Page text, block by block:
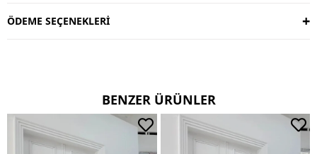
Değişim süresi 3 iş günüdür.
Ters çevirerek yıkayınız.
Çift renkli ürünlerde yıkama mendili kullanınız.
Deri ve süet ürünleri makinede yıkamayınız, kuru temizleme
tercih ediniz.
ÖDEME SEÇENEKLERI
BENZER ÜRÜNLER